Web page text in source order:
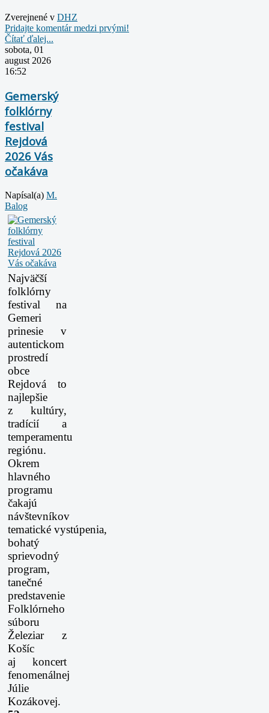
Zverejnené v DHZ
Pridajte komentár medzi prvými!
Čítať ďalej...
sobota, 01
august 2026
16:52
Gemerský
folklórny
festival
Rejdová
2026 Vás
očakáva
Napísal(a) M.
Balog
Najväčší
folklórny
festival na
Gemeri
prinesie v
autentickom
prostredí
obce
Rejdová to
najlepšie
z kultúry,
tradícií a
temperamentu
regiónu.
Okrem
hlavného
programu
čakajú
návštevníkov
tematické vystúpenia,
bohatý
sprievodný
program,
tanečné
predstavenie
Folklórneho
súboru
Železiar z
Košíc
aj koncert
fenomenálnej
Júlie
Kozákovej.